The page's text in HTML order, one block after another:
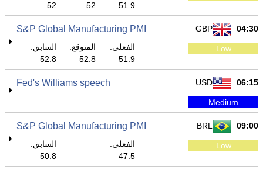
51.9
52
52
04:30
GBP
S&P Global Manufacturing PMI
Low
الفعلي:
51.9
المتوقع:
52.8
السابق:
52.8
06:15
USD
Fed's Williams speech
Medium
09:00
BRL
S&P Global Manufacturing PMI
Low
الفعلي:
47.5
السابق:
50.8